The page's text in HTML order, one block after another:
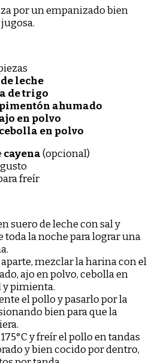
por un empanizado bien
leche
de trigo
pimentón ahumado
ajo en polvo
cebolla en polvo
cayena(opcional)
freír
suero de leche con sal y
la noche para lograr una
mezclar la harina con el
ajo en polvo, cebolla en
y pimienta.
el pollo y pasarlo por la
bien para que la
y freír el pollo en tandas
y bien cocido por dentro,